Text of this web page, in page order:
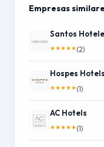
Empresas
Santos
★★★★★(2)
Hospes Hotels
★★★★★(1)
AC Hotels
★★★★★(1)